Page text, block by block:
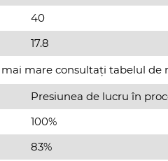
40
17.8
mare consultați tabelul de
Presiunea de lucru în
100%
83%